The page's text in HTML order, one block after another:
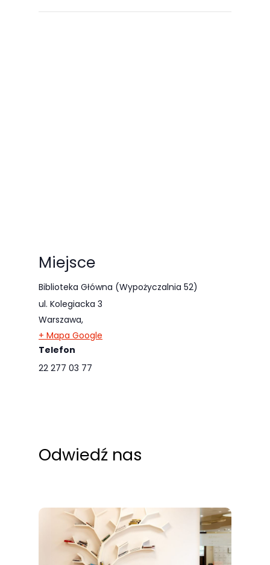
Miejsce
Biblioteka Główna (Wypożyczalnia 52)
ul. Kolegiacka 3
Warszawa,
+ Mapa Google
Telefon
22 277 03 77
Odwiedź nas